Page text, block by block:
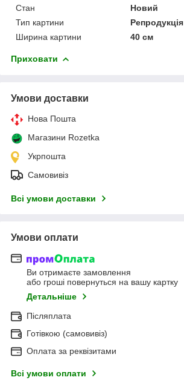
Стан
Новий
Тип картини
Репродукція
Ширина картини
40 см
Приховати
Умови доставки
Нова Пошта
Магазини Rozetka
Укрпошта
Самовивіз
Всі умови доставки
Умови оплати
Ви отримаєте замовлення
або гроші повернуться на вашу картку
Детальніше
Післяплата
Готівкою (самовивіз)
Оплата за реквізитами
Всі умови оплати